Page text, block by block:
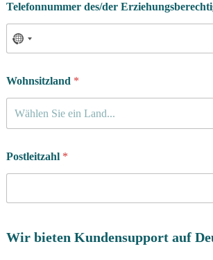
Telefonnummer des/der
Wohnsitzland *
Wählen Sie ein Land...
Postleitzahl *
Wir bieten Kundensupport auf